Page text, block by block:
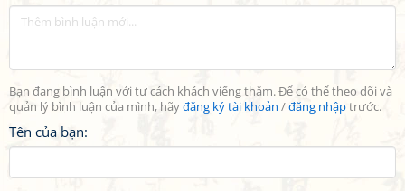
Bạn đang bình luận với tư cách khách viếng thăm. Để có thể theo dõi và
quản lý bình luận của mình, hãyđăng ký tài khoản /đăng nhậptrước.
Tên của bạn: